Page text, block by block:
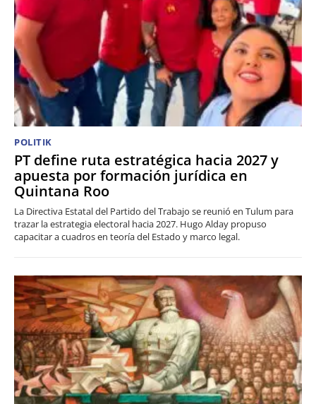
POLITIK
PT define ruta estratégica hacia 2027 y
apuesta por formación jurídica en
Quintana Roo
La Directiva Estatal del Partido del Trabajo se reunió en Tulum para
trazar la estrategia electoral hacia 2027. Hugo Alday propuso
capacitar a cuadros en teoría del Estado y marco legal.